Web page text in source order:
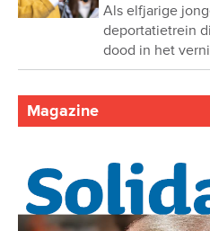
Als elfjarige
deportatietrein
dood in het
Magazine